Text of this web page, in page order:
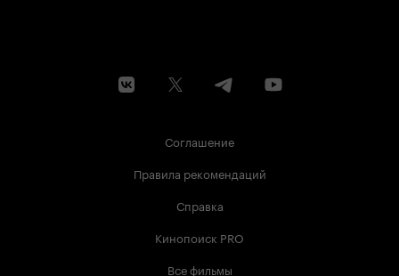
Соглашение
Правила рекомендаций
Справка
Кинопоиск PRO
Все фильмы